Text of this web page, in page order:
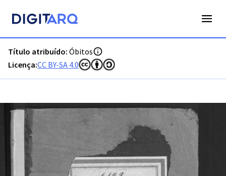
Título atribuído: Óbitos
Licença:CC BY-SA 4.0